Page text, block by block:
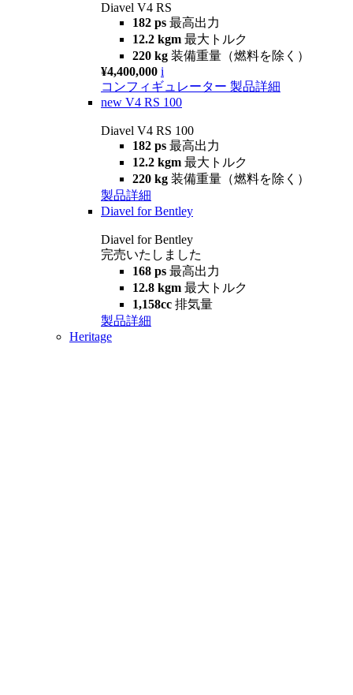
Diavel V4 RS
182 ps 最高出力
12.2 kgm 最大トルク
220 kg 装備重量（燃料を除く）
¥4,400,000 i
コンフィギュレーター 製品詳細
new V4 RS 100
Diavel V4 RS 100
182 ps 最高出力
12.2 kgm 最大トルク
220 kg 装備重量（燃料を除く）
製品詳細
Diavel for Bentley
Diavel for Bentley
完売いたしました
168 ps 最高出力
12.8 kgm 最大トルク
1,158cc 排気量
製品詳細
Heritage